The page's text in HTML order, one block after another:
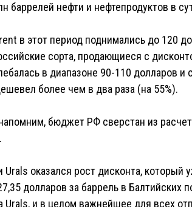
баррелей нефти и нефтепродуктов в
в этот период поднимались до 120
сорта, продающиеся с
в диапазоне 90-110 долларов и
более чем в два раза (на 55%).
бюджет РФ сверстан из
оказался рост дисконта, который
долларов за баррель в Балтийских
Urals, и в целом важнейшее для всех